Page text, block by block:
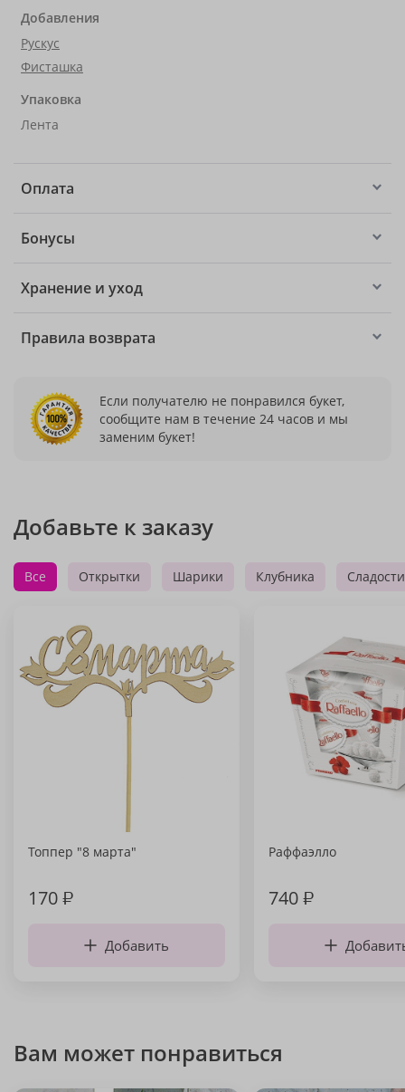
Добавления
Рускус
Фисташка
Упаковка
Лента
Оплата
Бонусы
Хранение и уход
Правила возврата
Если получателю не понравился букет,
сообщите нам в течение 24 часов и мы
заменим букет!
Добавьте к заказу
Все Открытки Шарики Клубника Сладости
Топпер "8 марта"
170₽
Добавить
Раффаэлло
740₽
Вам может понравиться